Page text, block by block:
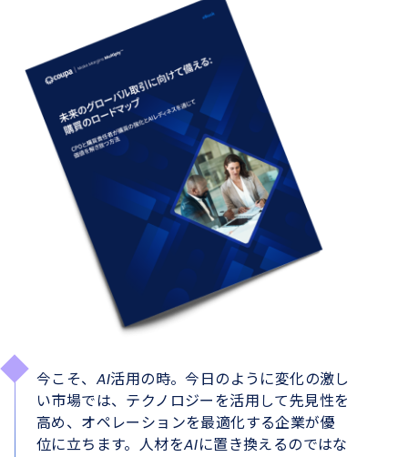
今こそ、AI活用の時。今日のように変化の激し
い市場では、テクノロジーを活用して先見性を
高め、オペレーションを最適化する企業が優
位に立ちます。人材をAIに置き換えるのではな